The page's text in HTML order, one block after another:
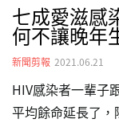
七成愛滋感
何不讓晚年
新聞剪報 2021.06.21
HIV感染者一輩子
平均餘命延長了